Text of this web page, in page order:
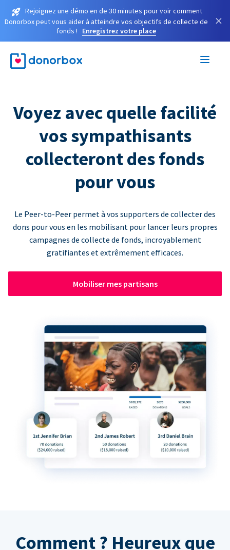
Rejoignez une démo en de 30 minutes pour voir comment
Donorbox peut vous aider à atteindre vos objectifs de collecte de
fonds !
Enregistrez votre place
×
Voyez avec quelle facilité
vos sympathisants
collecteront des fonds
pour vous
Le Peer-to-Peer permet à vos supporters de collecter des
dons pour vous en les mobilisant pour lancer leurs propres
campagnes de collecte de fonds, incroyablement
gratifiantes et extrêmement efficaces.
Mobiliser mes partisans
Comment ? Heureux que